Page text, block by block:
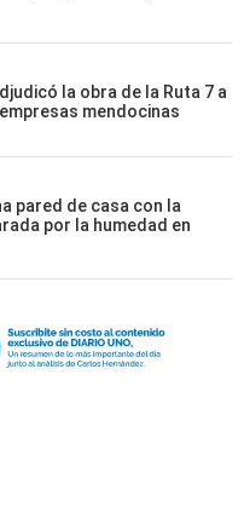
la obra de la Ruta 7 a
mendocinas
pared de casa con la
por la humedad en